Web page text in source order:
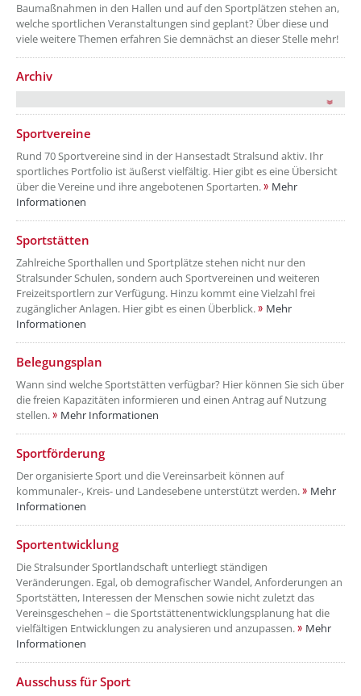
Baumaßnahmen in den Hallen und auf den Sportplätzen stehen an,
welche sportlichen Veranstaltungen sind geplant? Über diese und
viele weitere Themen erfahren Sie demnächst an dieser Stelle mehr!
Archiv
??? absaetzeUnten[1]/titel ???
Sportvereine
Rund 70 Sportvereine sind in der Hansestadt Stralsund aktiv. Ihr
sportliches Portfolio ist äußerst vielfältig. Hier gibt es eine Übersicht
über die Vereine und ihre angebotenen Sportarten.
Mehr
Informationen
??? absaetzeUnten[2]/titel ???
Sportstätten
Zahlreiche Sporthallen und Sportplätze stehen nicht nur den
Stralsunder Schulen, sondern auch Sportvereinen und weiteren
Freizeitsportlern zur Verfügung. Hinzu kommt eine Vielzahl frei
zugänglicher Anlagen. Hier gibt es einen Überblick.
Mehr
Informationen
??? absaetzeUnten[3]/titel ???
Belegungsplan
Wann sind welche Sportstätten verfügbar? Hier können Sie sich über
die freien Kapazitäten informieren und einen Antrag auf Nutzung
stellen.
Mehr Informationen
??? absaetzeUnten[4]/titel ???
Sportförderung
Der organisierte Sport und die Vereinsarbeit können auf
kommunaler-, Kreis- und Landesebene unterstützt werden.
Mehr
Informationen
??? absaetzeUnten[5]/titel ???
Sportentwicklung
Die Stralsunder Sportlandschaft unterliegt ständigen
Veränderungen. Egal, ob demografischer Wandel, Anforderungen an
Sportstätten, Interessen der Menschen sowie nicht zuletzt das
Vereinsgeschehen – die Sportstättenentwicklungsplanung hat die
vielfältigen Entwicklungen zu analysieren und anzupassen.
Mehr
Informationen
??? absaetzeUnten[6]/titel ???
Ausschuss für Sport